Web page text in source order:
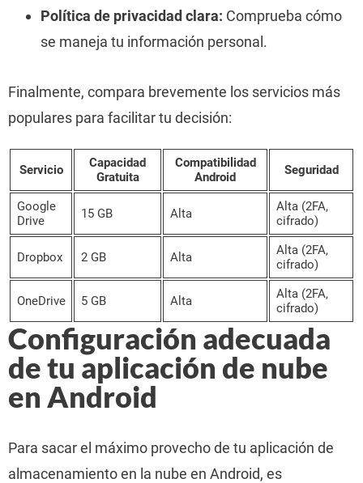
Política de privacidad clara: Comprueba cómo
se maneja tu información personal.
Finalmente, compara brevemente los servicios más
populares para facilitar tu decisión:
Servicio
Capacidad
Gratuita
Compatibilidad
Android
Seguridad
Google
Drive
15 GB Alta
Alta (2FA,
cifrado)
Dropbox 2 GB Alta
Alta (2FA,
cifrado)
OneDrive 5 GB Alta
Alta (2FA,
cifrado)
Configuración adecuada
de tu aplicación de nube
en Android
Para sacar el máximo provecho de tu aplicación de
almacenamiento en la nube en Android, es